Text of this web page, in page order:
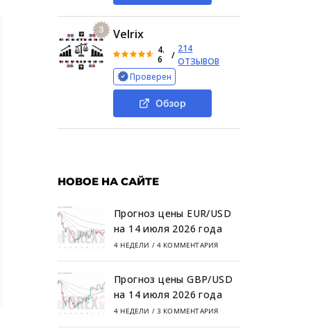
3 Velrix
4.
6
/
214
ОТЗЫВОВ
Проверен
Обзор
НОВОЕ НА САЙТЕ
Прогноз цены EUR/USD
на 14 июля 2026 года
4 НЕДЕЛИ / 4 КОММЕНТАРИЯ
Прогноз цены GBP/USD
на 14 июля 2026 года
4 НЕДЕЛИ / 3 КОММЕНТАРИЯ